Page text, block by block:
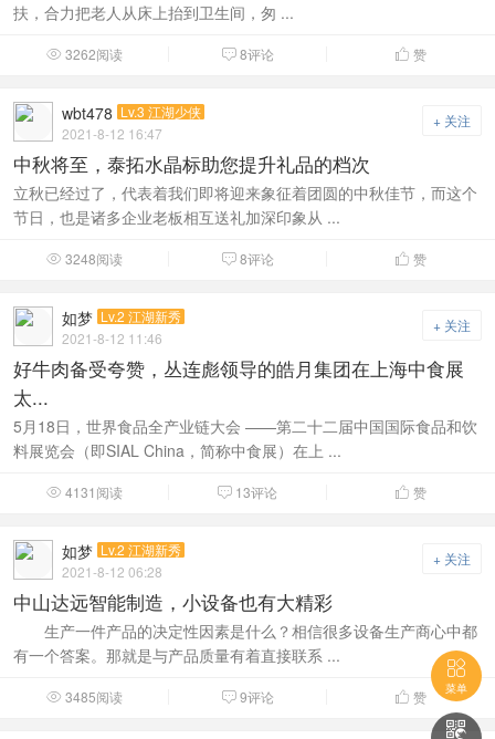
扶，合力把老人从床上抬到卫生间，匆 ...
 3262阅读  8评论  赞
+ 关注
wbt478 Lv.3 江湖少侠
2021-8-12 16:47
中秋将至，泰拓水晶标助您提升礼品的档次
立秋已经过了，代表着我们即将迎来象征着团圆的中秋佳节，而这个
节日，也是诸多企业老板相互送礼加深印象从 ...
 3248阅读  8评论  赞
+ 关注
如梦 Lv.2 江湖新秀
2021-8-12 11:46
好牛肉备受夸赞，丛连彪领导的皓月集团在上海中食展
太...
5月18日，世界食品全产业链大会 ——第二十二届中国国际食品和饮
料展览会（即SIAL China，简称中食展）在上 ...
 4131阅读  13评论  赞
+ 关注
如梦 Lv.2 江湖新秀
2021-8-12 06:28
中山达远智能制造，小设备也有大精彩
生产一件产品的决定性因素是什么？相信很多设备生产商心中都
有一个答案。那就是与产品质量有着直接联系 ...
 3485阅读  9评论  赞

菜单
